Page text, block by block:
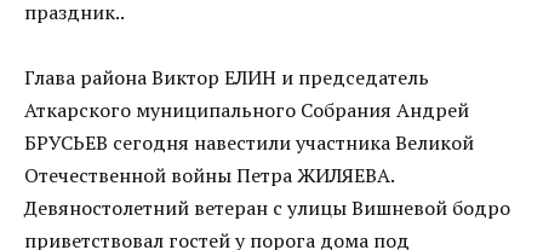
праздник..
Глава района Виктор ЕЛИН и председатель
Аткарского муниципального Собрания Андрей
БРУСЬЕВ сегодня навестили участника Великой
Отечественной войны Петра ЖИЛЯЕВА.
Девяностолетний ветеран с улицы Вишневой бодро
приветствовал гостей у порога дома под